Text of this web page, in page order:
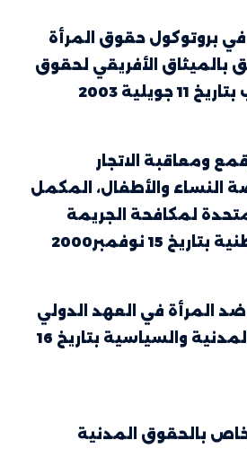
بروتوكول حقوق المرأة
بالميثاق الأفريقي لحقوق
2003
ومعاقبة الاتجار
النساء والأطفال، المكمل
لمكافحة الجريمة
نوفمبر2000
المرأة في العهد الدولي
الخاص بالحقوق المدنية والسياسية بتاريخ 16
بالحقوق المدنية